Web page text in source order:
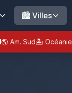
🏙️ Villes
🌎 Am. Sud🏝️ Océanie